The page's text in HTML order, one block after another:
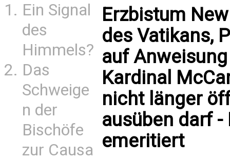
Ein Signal
des
Himmels?
Das
Schweige
n der
Bischöfe
zur Causa
Erzbistum
des Vatikans,
auf
Kardinal
nicht länger
ausüben darf
emeritiert